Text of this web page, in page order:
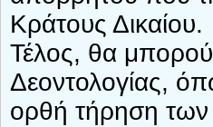
Κράτους Δικαίου.
Τέλος, θα
Δεοντολογίας,
ορθή τήρηση